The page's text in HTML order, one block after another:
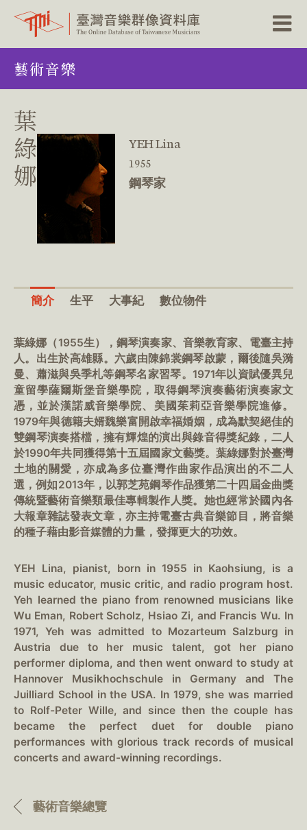
要
藝術音樂
葉
綠
娜
YEH Lina
1955
鋼琴家
簡介 生平 大事紀 數位物件
葉綠娜（1955生），鋼琴演奏家、音樂教育家、電臺主持
人。出生於高雄縣。六歲由陳錦裳鋼琴啟蒙，爾後隨吳漪
曼、蕭滋與吳季札等鋼琴名家習琴。1971年以資賦優異兒
童留學薩爾斯堡音樂學院，取得鋼琴演奏藝術演奏家文
憑，並於漢諾威音樂學院、美國茱莉亞音樂學院進修。
1979年與德籍夫婿魏樂富開啟幸福婚姻，成為默契絕佳的
雙鋼琴演奏搭檔，擁有輝煌的演出與錄音得獎紀錄，二人
於1990年共同獲得第十五屆國家文藝獎。葉綠娜對於臺灣
土地的關愛，亦成為多位臺灣作曲家作品演出的不二人
選，例如2013年，以郭芝苑鋼琴作品獲第二十四屆金曲獎
傳統暨藝術音樂類最佳專輯製作人獎。她也經常於國內各
大報章雜誌發表文章，亦主持電臺古典音樂節目，將音樂
的種子藉由影音媒體的力量，發揮更大的功效。
YEH Lina, pianist, born in 1955 in Kaohsiung, is a
music educator, music critic, and radio program host.
Yeh learned the piano from renowned musicians like
Wu Eman, Robert Scholz, Hsiao Zi, and Francis Wu. In
1971, Yeh was admitted to Mozarteum Salzburg in
Austria due to her music talent, got her piano
performer diploma, and then went onward to study at
Hannover Musikhochschule in Germany and The
Juilliard School in the USA. In 1979, she was married
to Rolf-Peter Wille, and since then the couple has
became the perfect duet for double piano
performances with glorious track records of musical
concerts and award-winning recordings.
藝術音樂總覽